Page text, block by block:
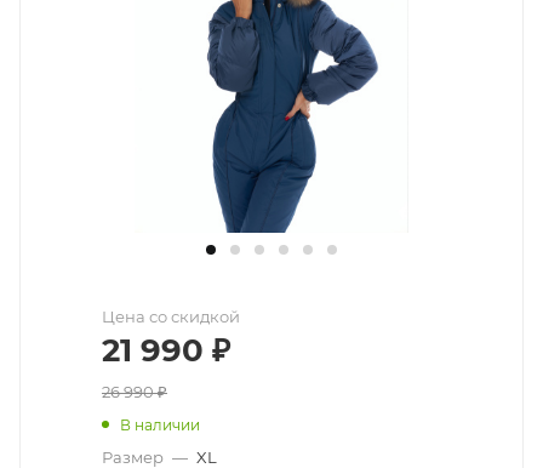
Цена со скидкой
21 990 ₽
26 990₽
В наличии
Размер — XL